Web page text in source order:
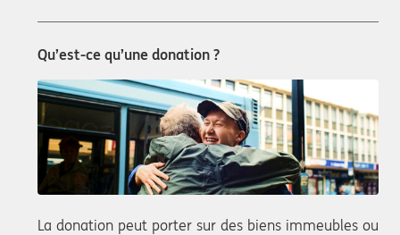
Qu’est-ce qu’une donation ?
La donation peut porter sur des biens immeubles ou